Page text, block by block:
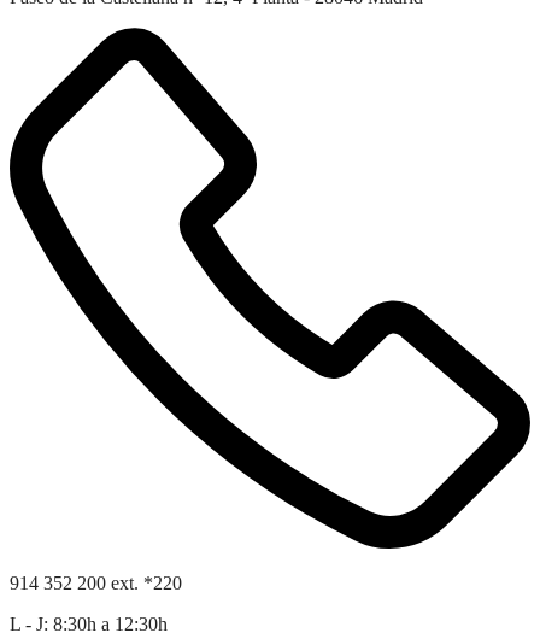
914 352 200 ext. *220
L - J: 8:30h a 12:30h